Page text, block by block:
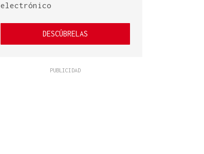
electrónico
DESCÚBRELAS